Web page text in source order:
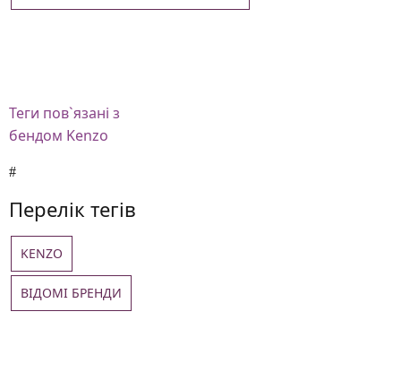
Теги пов`язані з
бендом Kenzo
Перелік тегів
KENZO
ВІДОМІ БРЕНДИ